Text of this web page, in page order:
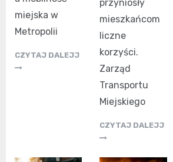
miejska w
Metropolii
CZYTAJ DALEJJ
przyniosły
mieszkańcom
liczne
korzyści.
Zarząd
Transportu
Miejskiego
CZYTAJ DALEJJ